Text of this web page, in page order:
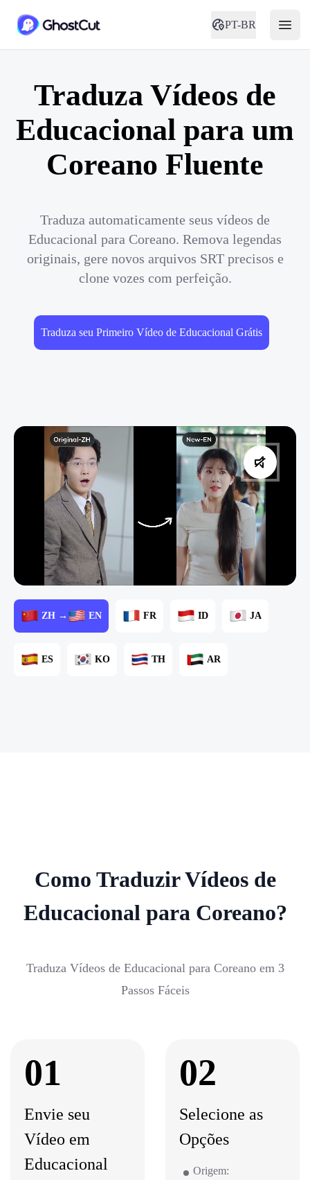
PT-BR
Traduza Vídeos de
Educacional para um
Coreano Fluente
Traduza automaticamente seus vídeos de
Educacional para Coreano. Remova legendas
originais, gere novos arquivos SRT precisos e
clone vozes com perfeição.
Traduza seu Primeiro Vídeo de Educacional Grátis
ZH → EN FR ID JA
ES KO TH AR
Como Traduzir Vídeos de
Educacional para Coreano?
Traduza Vídeos de Educacional para Coreano em 3
Passos Fáceis
01
Envie seu
Vídeo em
Educacional
02
Selecione as
Opções
Origem: